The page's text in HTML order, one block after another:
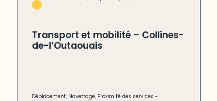
Transport et mobilité – Collines-
de-l’Outaouais
Déplacement, Navettage, Proximité des services -